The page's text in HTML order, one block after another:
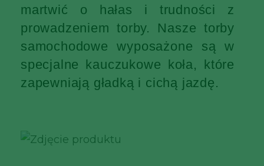
martwić o hałas i trudności z
prowadzeniem torby. Nasze torby
samochodowe wyposażone są w
specjalne kauczukowe koła, które
zapewniają gładką i cichą jazdę.